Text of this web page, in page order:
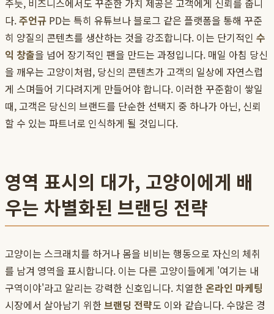
주듯, 비즈니스에서도 꾸준한 가치 제공은 고객에게 신뢰를 줍니
다.주언규 PD는 특히 유튜브나 블로그 같은 플랫폼을 통해 꾸준
히 양질의 콘텐츠를 생산하는 것을 강조합니다. 이는 단기적인 수
익 창출을 넘어 장기적인 팬을 만드는 과정입니다. 매일 아침 당신
을 깨우는 고양이처럼, 당신의 콘텐츠가 고객의 일상에 자연스럽
게 스며들어 기다려지게 만들어야 합니다. 이러한 꾸준함이 쌓일
때, 고객은 당신의 브랜드를 단순한 선택지 중 하나가 아닌, 신뢰
할 수 있는 파트너로 인식하게 될 것입니다.
영역 표시의 대가, 고양이에게 배
우는 차별화된 브랜딩 전략
고양이는 스크래치를 하거나 몸을 비비는 행동으로 자신의 체취
를 남겨 영역을 표시합니다. 이는 다른 고양이들에게 '여기는 내
구역이야'라고 알리는 강력한 신호입니다. 치열한온라인 마케팅
시장에서 살아남기 위한브랜딩 전략도 이와 같습니다. 수많은 경